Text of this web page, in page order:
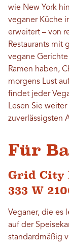
wie New York
veganer Küche
erweitert – von
Restaurants mit
vegane
Ramen haben,
morgens Lust
findet jeder
Lesen Sie
zuverlässigsten
Für
Grid City
333 W
Veganer, die es
auf der
standardmäßig